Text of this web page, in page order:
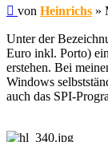
Beitrag
von Heinrichs »
Unter der
Euro inkl. Porto)
erstehen. Bei
Windows
auch das SPI-